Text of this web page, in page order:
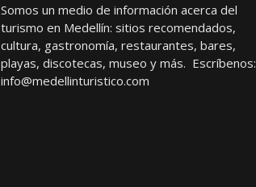
Somos un medio de información acerca del
turismo en Medellín: sitios recomendados,
cultura, gastronomía, restaurantes, bares,
playas, discotecas, museo y más. Escríbenos:
info@medellinturistico.com